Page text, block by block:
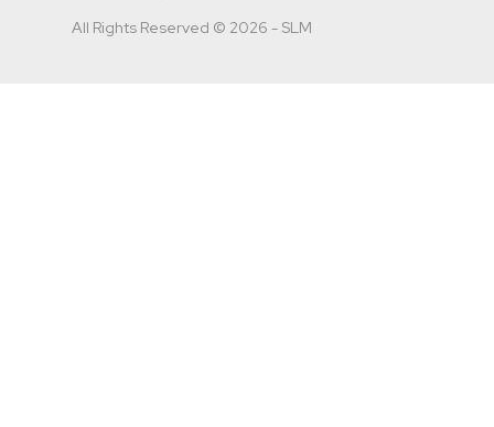
All Rights Reserved © 2026 - SLM